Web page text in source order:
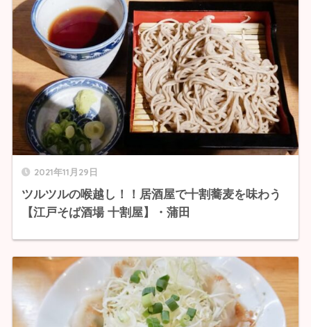
2021年11月29日
ツルツルの喉越し！！居酒屋で十割蕎麦を味わう
【江戸そば酒場 十割屋】・蒲田